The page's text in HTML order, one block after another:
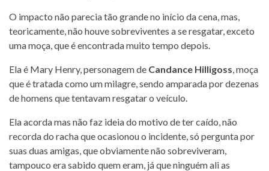
O impacto não parecia tão grande no início da cena, mas,
teoricamente, não houve sobreviventes a se resgatar, exceto
uma moça, que é encontrada muito tempo depois.
Ela é Mary Henry, personagem de Candance Hilligoss, moça
que é tratada como um milagre, sendo amparada por dezenas
de homens que tentavam resgatar o veículo.
Ela acorda mas não faz ideia do motivo de ter caído, não
recorda do racha que ocasionou o incidente, só pergunta por
suas duas amigas, que obviamente não sobreviveram,
tampouco era sabido quem eram, já que ninguém ali as